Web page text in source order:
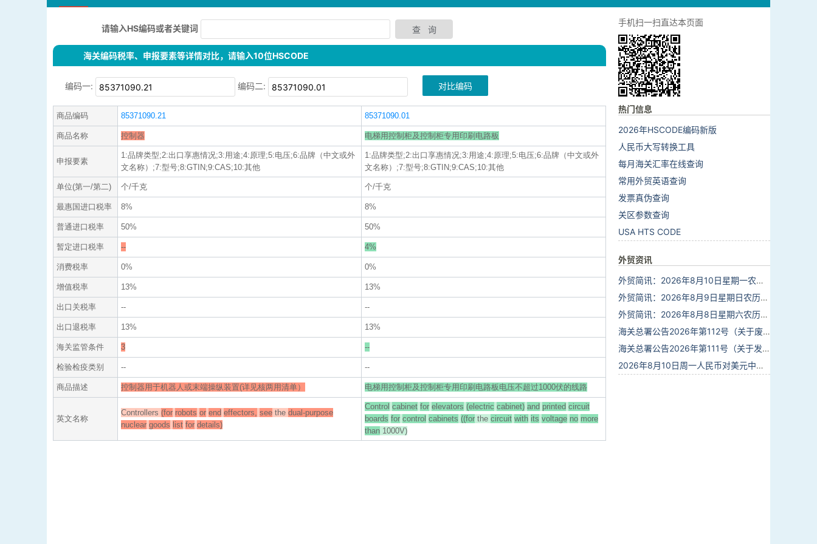
请输入HS编码或者关键词
海关编码税率、申报要素等详情对比，请输入10位HSCODE
编码一: 编码二: 对比编码
商品编码 85371090.21 85371090.01
商品名称 控制器 电梯用控制柜及控制柜专用印刷电路板
申报要素
1:品牌类型;2:出口享惠情况;3:用途;4:原理;5:电压;6:品牌（中文或外
文名称）;7:型号;8:GTIN;9:CAS;10:其他
1:品牌类型;2:出口享惠情况;3:用途;4:原理;5:电压;6:品牌（中文或外
文名称）;7:型号;8:GTIN;9:CAS;10:其他
单位(第一/第二) 个/千克 个/千克
最惠国进口税率 8% 8%
普通进口税率 50% 50%
暂定进口税率 -- 4%
消费税率 0% 0%
增值税率 13% 13%
出口关税率 -- --
出口退税率 13% 13%
海关监管条件 3 --
检验检疫类别 -- --
商品描述 控制器用于机器人或末端操纵装置(详见核两用清单） 电梯用控制柜及控制柜专用印刷电路板电压不超过1000伏的线路
英文名称
Controllers (for robots or end effectors, see the dual-purpose
nuclear goods list for details)
Control cabinet for elevators (electric cabinet) and printed circuit
boards for control cabinets ((for the circuit with its voltage no more
than 1000V)
手机扫一扫直达本页面
热门信息
2026年HSCODE编码新版
人民币大写转换工具
每月海关汇率在线查询
常用外贸英语查询
发票真伪查询
关区参数查询
USA HTS CODE
外贸资讯
外贸简讯：2026年8月10日星期一农历六月廿八
外贸简讯：2026年8月9日星期日农历六月廿七
外贸简讯：2026年8月8日星期六农历六月廿六
海关总署公告2026年第112号（关于废止部分卫生检疫类规范性文件的公告）
海关总署公告2026年第111号（关于发布《进出境动植物检疫处理监督管理工作规定》《进出境卫生处理监督管理工作规定》的公告）
2026年8月10日周一人民币对美元中间价报6.7884调升20个基点